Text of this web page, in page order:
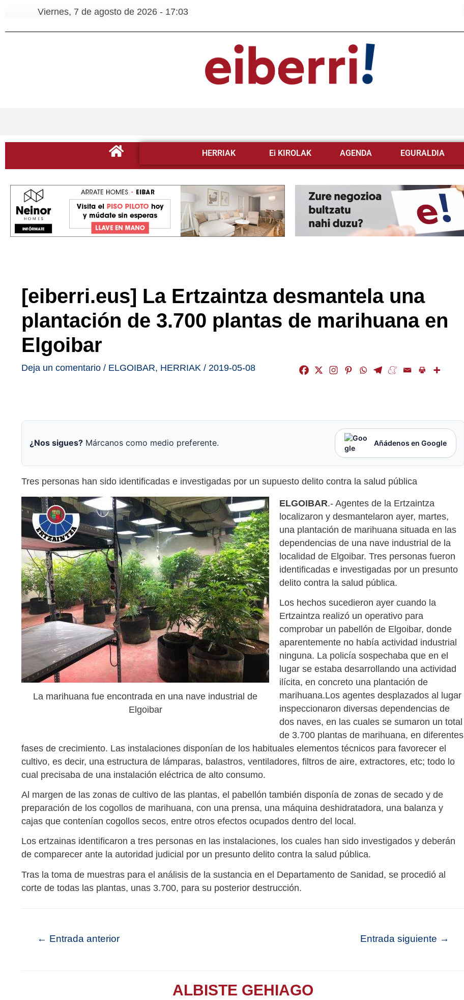
Viernes, 7 de agosto de 2026 - 17:03
HERRIAK Ei KIROLAK AGENDA EGURALDIA
[eiberri.eus] La Ertzaintza desmantela una
plantación de 3.700 plantas de marihuana en
Elgoibar
Deja un comentario / ELGOIBAR, HERRIAK / 2019-05-08
¿Nos sigues? Márcanos como medio preferente. Añádenos en Google
Tres personas han sido identificadas e investigadas por un supuesto delito contra la salud pública
La marihuana fue encontrada en una nave industrial de
Elgoibar
ELGOIBAR.- Agentes de la Ertzaintza
localizaron y desmantelaron ayer, martes,
una plantación de marihuana situada en las
dependencias de una nave industrial de la
localidad de Elgoibar. Tres personas fueron
identificadas e investigadas por un presunto
delito contra la salud pública.
Los hechos sucedieron ayer cuando la
Ertzaintza realizó un operativo para
comprobar un pabellón de Elgoibar, donde
aparentemente no había actividad industrial
ninguna. La policía sospechaba que en el
lugar se estaba desarrollando una actividad
ilícita, en concreto una plantación de
marihuana.Los agentes desplazados al lugar
inspeccionaron diversas dependencias de
dos naves, en las cuales se sumaron un total
de 3.700 plantas de marihuana, en diferentes
fases de crecimiento. Las instalaciones disponían de los habituales elementos técnicos para favorecer el
cultivo, es decir, una estructura de lámparas, balastros, ventiladores, filtros de aire, extractores, etc; todo lo
cual precisaba de una instalación eléctrica de alto consumo.
Al margen de las zonas de cultivo de las plantas, el pabellón también disponía de zonas de secado y de
preparación de los cogollos de marihuana, con una prensa, una máquina deshidratadora, una balanza y
cajas que contenían cogollos secos, entre otros efectos ocupados dentro del local.
Los ertzainas identificaron a tres personas en las instalaciones, los cuales han sido investigados y deberán
de comparecer ante la autoridad judicial por un presunto delito contra la salud pública.
Tras la toma de muestras para el análisis de la sustancia en el Departamento de Sanidad, se procedió al
corte de todas las plantas, unas 3.700, para su posterior destrucción.
← Entrada anterior Entrada siguiente →
ALBISTE GEHIAGO